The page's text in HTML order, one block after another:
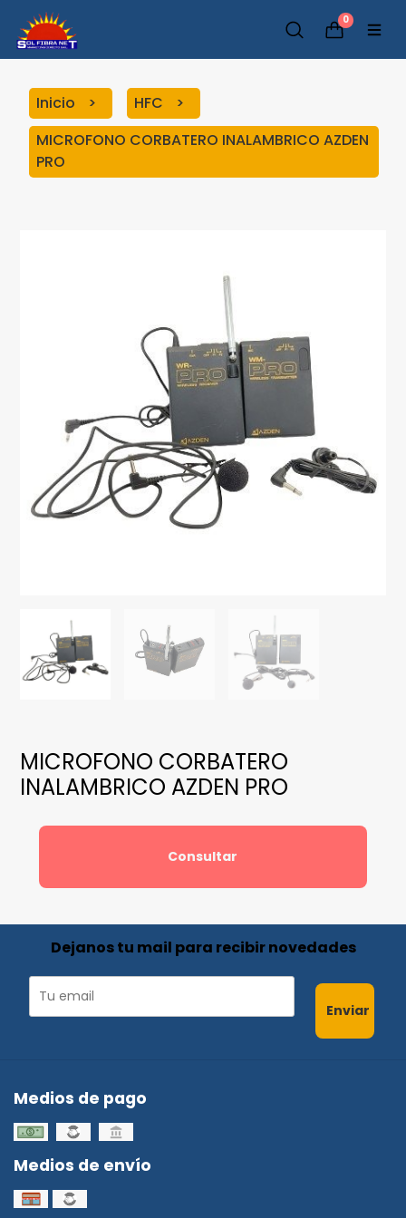
0
Inicio
HFC
MICROFONO CORBATERO INALAMBRICO AZDEN
PRO
MICROFONO CORBATERO
INALAMBRICO AZDEN PRO
Consultar
Dejanos tu mail para recibir novedades
Enviar
Medios de pago
Medios de envío